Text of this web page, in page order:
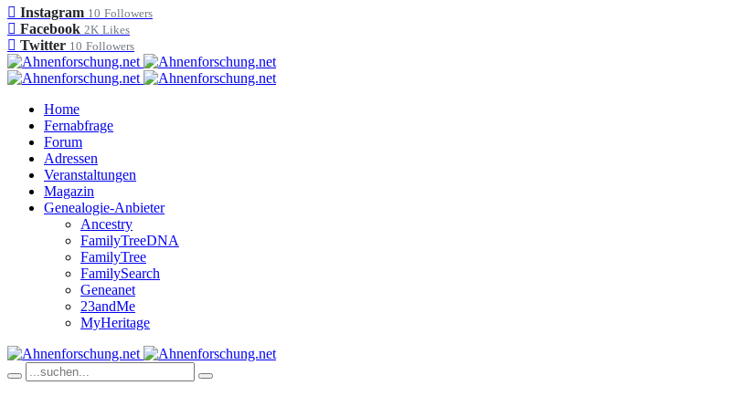
Instagram 10 Followers
Facebook 2K Likes
Twitter 10 Followers
Home
Fernabfrage
Forum
Adressen
Veranstaltungen
Magazin
Genealogie-Anbieter
Ancestry
FamilyTreeDNA
FamilyTree
FamilySearch
Geneanet
23andMe
MyHeritage